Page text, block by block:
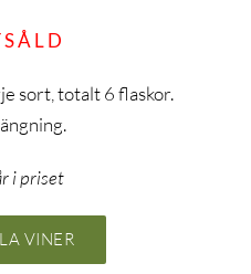
S Å L D
sort, totalt 6 flaskor.
i priset
VINER